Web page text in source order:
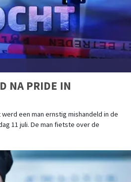
NA PRIDE IN
werd een man ernstig mishandeld in de
11 juli. De man fietste over de